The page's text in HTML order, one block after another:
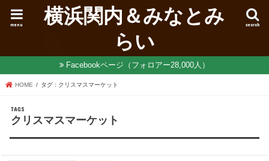
横浜関内＆みなとみ
らい
search
menu
Facebookページ（フォロアー28,000人）
HOME タグ : クリスマスマーケット
クリスマスマーケット